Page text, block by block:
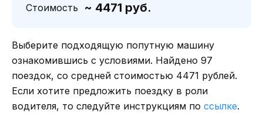
Стоимость ~ 4471 руб.
Выберите подходящую попутную машину
ознакомившись с условиями. Найдено 97
поездок, со средней стоимостью 4471 рублей.
Если хотите предложить поездку в роли
водителя, то следуйте инструкциям по ссылке.